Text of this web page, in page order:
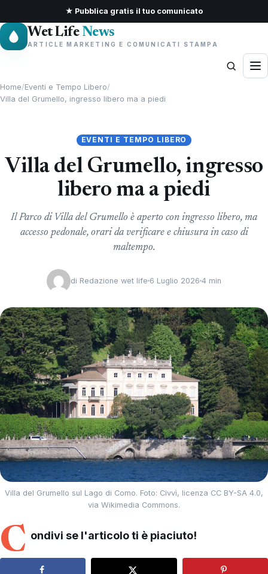
★ Pubblica gratis il tuo comunicato
Wet Life News
ARTICLE MARKETING E COMUNICATI STAMPA
Home/Eventi e Tempo Libero/
Villa del Grumello, ingresso libero ma a piedi
EVENTI E TEMPO LIBERO
Villa del Grumello, ingresso
libero ma a piedi
Il Parco di Villa del Grumello è aperto con ingresso libero, ma
accesso pedonale, orari da verificare e chiusura in caso di
maltempo.
di Redazione wet life 6 Luglio 2026 4 min
Villa del Grumello sul Lago di Como. Foto: Civvì, licenza CC BY-SA 4.0,
via Wikimedia Commons.
C ondivi se l'articolo ti è piaciuto!